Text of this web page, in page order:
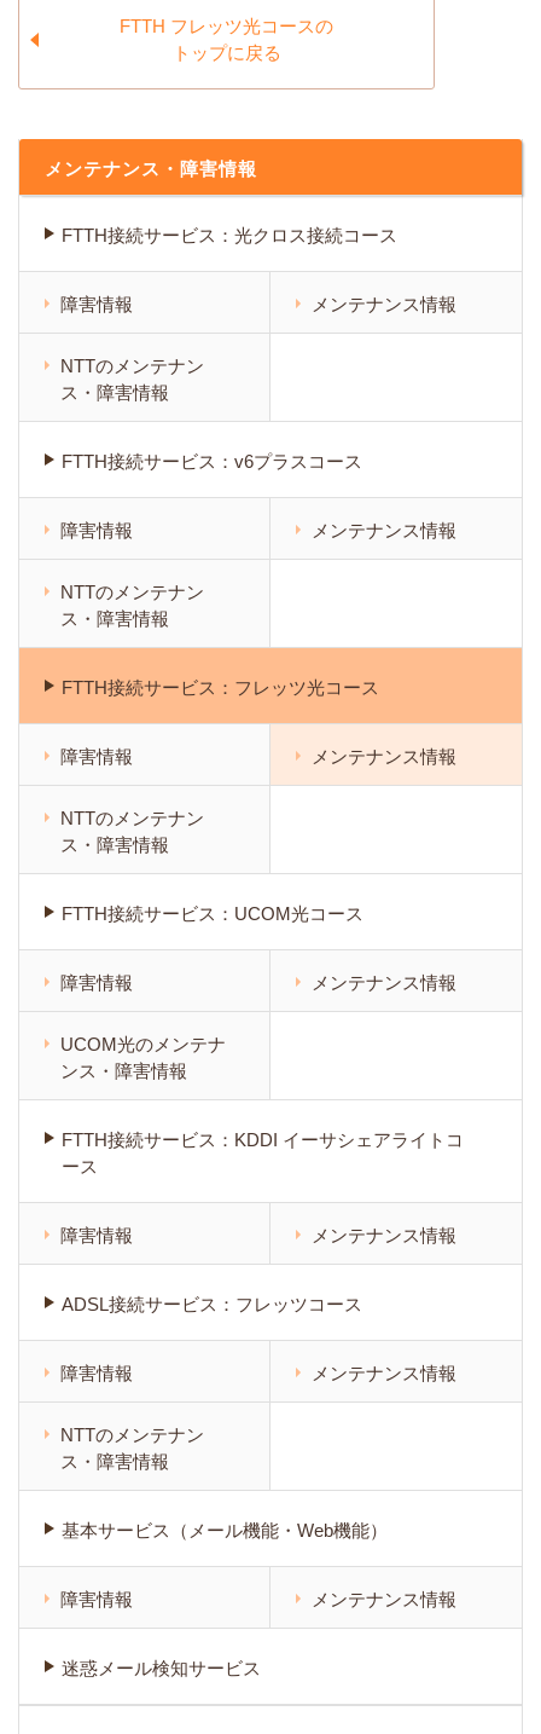
FTTH フレッツ光コースの
トップに戻る
メンテナンス・障害情報
FTTH接続サービス：光クロス接続コース
障害情報 メンテナンス情報
NTTのメンテナン
ス・障害情報
FTTH接続サービス：v6プラスコース
障害情報 メンテナンス情報
NTTのメンテナン
ス・障害情報
FTTH接続サービス：フレッツ光コース
障害情報 メンテナンス情報
NTTのメンテナン
ス・障害情報
FTTH接続サービス：UCOM光コース
障害情報 メンテナンス情報
UCOM光のメンテナ
ンス・障害情報
FTTH接続サービス：KDDI イーサシェアライトコ
ース
障害情報 メンテナンス情報
ADSL接続サービス：フレッツコース
障害情報 メンテナンス情報
NTTのメンテナン
ス・障害情報
基本サービス（メール機能・Web機能）
障害情報 メンテナンス情報
迷惑メール検知サービス